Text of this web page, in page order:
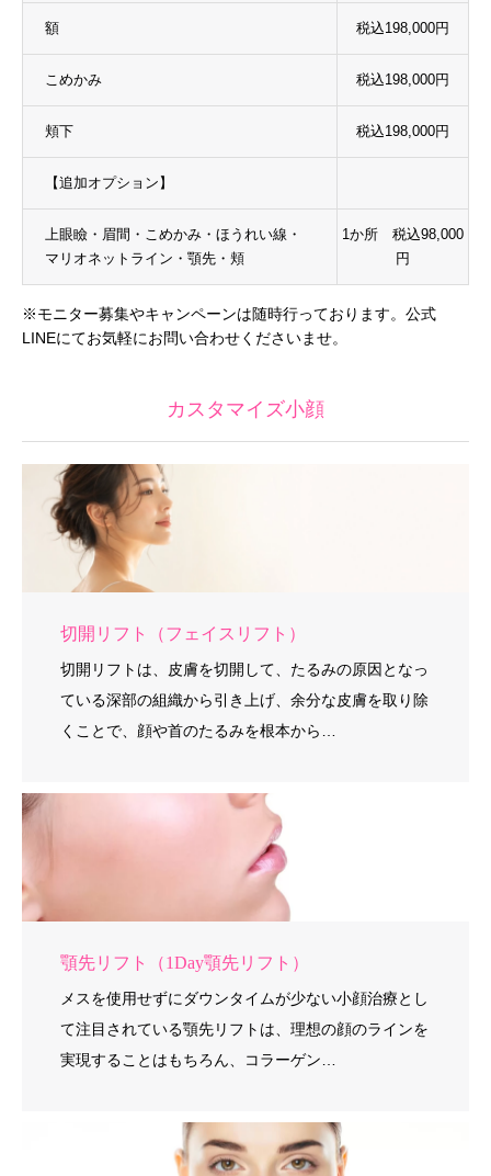
額 税込198,000円
こめかみ 税込198,000円
頬下 税込198,000円
【追加オプション】
上眼瞼・眉間・こめかみ・ほうれい線・
マリオネットライン・顎先・頬
1か所 税込98,000
円
※モニター募集やキャンペーンは随時行っております。公式
LINEにてお気軽にお問い合わせくださいませ。
カスタマイズ小顔
切開リフト（フェイスリフト）
切開リフトは、皮膚を切開して、たるみの原因となっ
ている深部の組織から引き上げ、余分な皮膚を取り除
くことで、顔や首のたるみを根本から…
顎先リフト（1Day顎先リフト）
メスを使用せずにダウンタイムが少ない小顔治療とし
て注目されている顎先リフトは、理想の顔のラインを
実現することはもちろん、コラーゲン…